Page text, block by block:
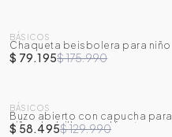
-55%
BÁSICOS
Chaqueta beisbolera para niño
$ 79.195$ 175.990
-55 %
BÁSICOS
Buzo abierto con capucha para
niño y bolsillos en el frente
$ 58.495$ 129.990